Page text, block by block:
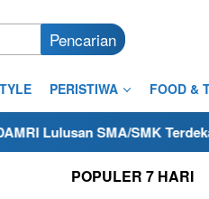
Pencarian
PERISTIWA FOOD &
SMK Terdekat di Purworejo
POPULER 7 HARI